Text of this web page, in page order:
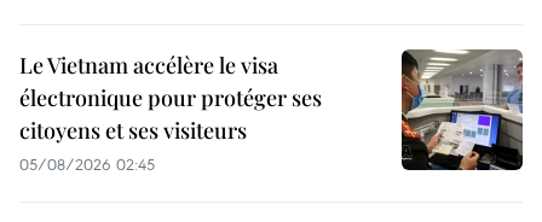
Le Vietnam accélère le visa
électronique pour protéger ses
citoyens et ses visiteurs
05/08/2026 02:45